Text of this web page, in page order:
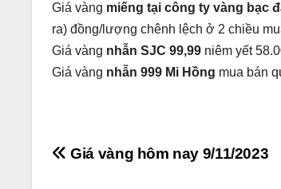
Giá vàng miếng tại công ty vàng bạc
ra) đồng/lượng chênh lệch ở 2 chiều
Giá vàng nhẫn SJC 99,99 niêm yết
Giá vàng nhẫn 999 Mi Hồng mua bán
Điều
Giá vàng hôm nay 9/11/2023